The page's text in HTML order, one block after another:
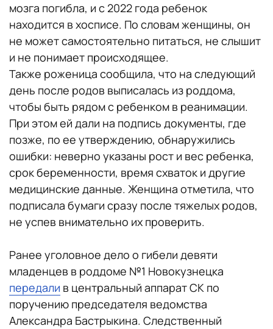
мозга погибла, и с 2022 года ребенок
находится в хосписе. По словам женщины, он
не может самостоятельно питаться, не слышит
и не понимает происходящее.
Также роженица сообщила, что на следующий
день после родов выписалась из роддома,
чтобы быть рядом с ребенком в реанимации.
При этом ей дали на подпись документы, где
позже, по ее утверждению, обнаружились
ошибки: неверно указаны рост и вес ребенка,
срок беременности, время схваток и другие
медицинские данные. Женщина отметила, что
подписала бумаги сразу после тяжелых родов,
не успев внимательно их проверить.
Ранее уголовное дело о гибели девяти
младенцев в роддоме №1 Новокузнецка
передали в центральный аппарат СК по
поручению председателя ведомства
Александра Бастрыкина. Следственный